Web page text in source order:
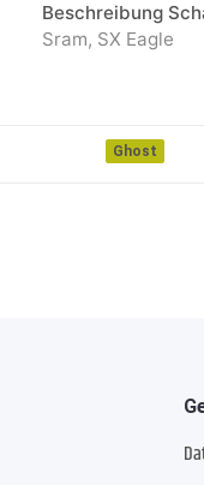
Beschreibung
Sram, SX Eagle
Ghost